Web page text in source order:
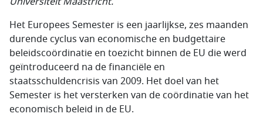
Het Europees Semester is een jaarlijkse, zes maanden
durende cyclus van economische en budgettaire
beleidscoördinatie en toezicht binnen de EU die werd
geïntroduceerd na de financiële en
staatsschuldencrisis van 2009. Het doel van het
Semester is het versterken van de coördinatie van het
economisch beleid in de EU.